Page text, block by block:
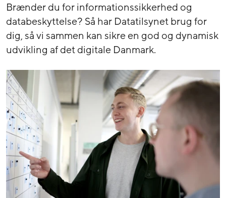
Brænder du for informationssikkerhed og
databeskyttelse? Så har Datatilsynet brug for
dig, så vi sammen kan sikre en god og dynamisk
udvikling af det digitale Danmark.